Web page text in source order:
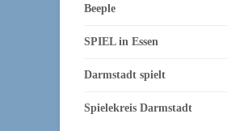
Beeple
SPIEL in Essen
Darmstadt spielt
Spielekreis Darmstadt